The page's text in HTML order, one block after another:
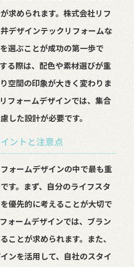
求められます。株式会社リフ
デザインテックリフォームな
選ぶことが成功の第一歩で
る際は、配色や素材選びが重
空間の印象が大きく変わりま
フォームデザインでは、集合
した設計が必要です。
ントと注意点
ォームデザインの中で最も重
す。まず、自分のライフスタ
優先的に考えることが大切で
ォームデザインでは、ブラン
ことが求められます。また、
ンを活用して、自社のスタイ